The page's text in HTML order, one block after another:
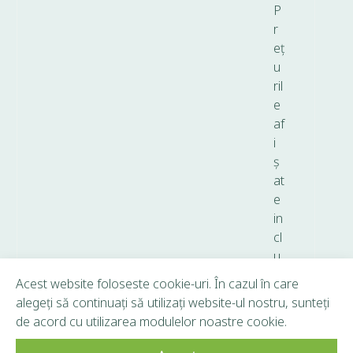
P
r
eț
u
ril
e
af
i
ș
at
e
in
cl
u
T
V
A.
Acest website foloseste cookie-uri. În cazul în care
alegeți să continuați să utilizați website-ul nostru, sunteți
de acord cu utilizarea modulelor noastre cookie.